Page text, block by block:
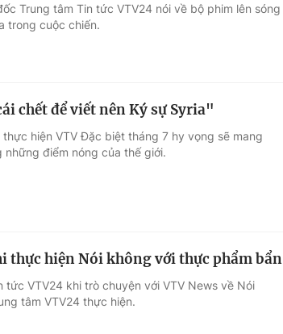
sống
Trung tâm Tin tức VTV24 nói về bộ phim lên sóng
trong cuộc chiến.
chết để viết nên Ký sự Syria"
hiện VTV Đặc biệt tháng 7 hy vọng sẽ mang
điểm nóng của thế giới.
thực hiện Nói không với thực phẩm bẩn
VTV24 khi trò chuyện với VTV News về Nói
tâm VTV24 thực hiện.